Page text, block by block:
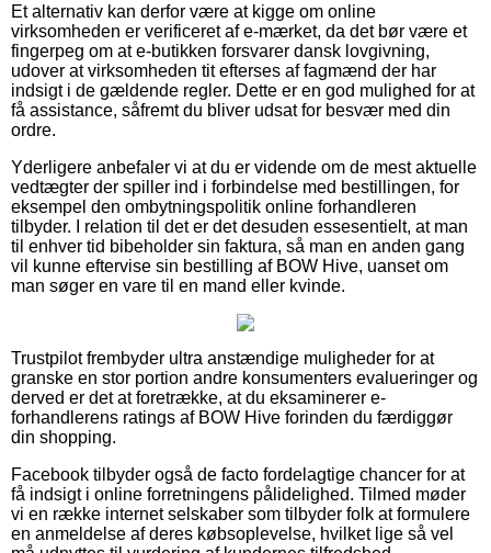
Et alternativ kan derfor være at kigge om online
virksomheden er verificeret af e-mærket, da det bør være et
fingerpeg om at e-butikken forsvarer dansk lovgivning,
udover at virksomheden tit efterses af fagmænd der har
indsigt i de gældende regler. Dette er en god mulighed for at
få assistance, såfremt du bliver udsat for besvær med din
ordre.
Yderligere anbefaler vi at du er vidende om de mest aktuelle
vedtægter der spiller ind i forbindelse med bestillingen, for
eksempel den ombytningspolitik online forhandleren
tilbyder. I relation til det er det desuden essesentielt, at man
til enhver tid bibeholder sin faktura, så man en anden gang
vil kunne eftervise sin bestilling af BOW Hive, uanset om
man søger en vare til en mand eller kvinde.
Trustpilot frembyder ultra anstændige muligheder for at
granske en stor portion andre konsumenters evalueringer og
derved er det at foretrække, at du eksaminerer e-
forhandlerens ratings af BOW Hive forinden du færdiggør
din shopping.
Facebook tilbyder også de facto fordelagtige chancer for at
få indsigt i online forretningens pålidelighed. Tilmed møder
vi en række internet selskaber som tilbyder folk at formulere
en anmeldelse af deres købsoplevelse, hvilket lige så vel